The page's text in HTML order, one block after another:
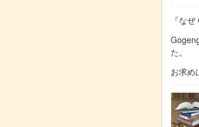
『な
た。
お求め